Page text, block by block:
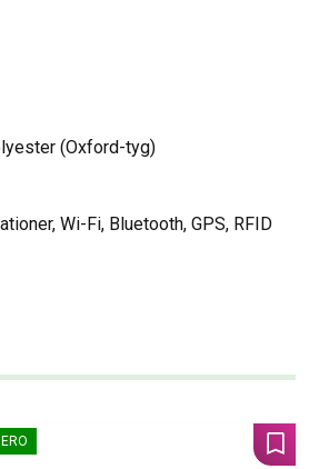
(Oxford-tyg)
Wi-Fi, Bluetooth, GPS, RFID
Lägg